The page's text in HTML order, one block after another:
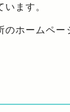
ます。
ホームペー